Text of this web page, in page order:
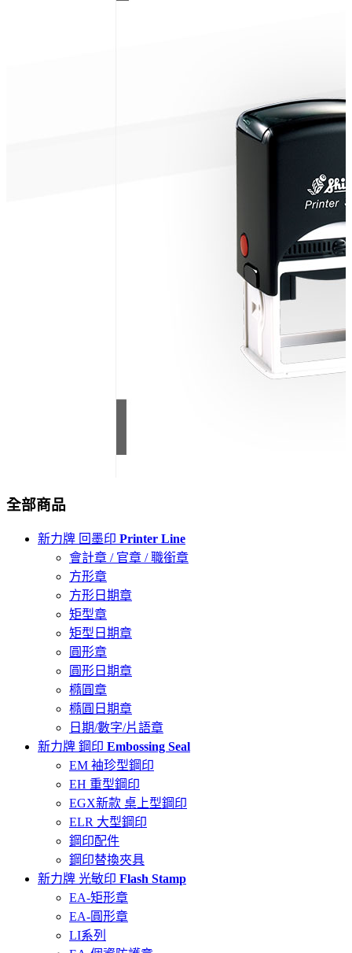
全部商品
新力牌 回墨印 Printer Line
會計章 / 官章 / 職銜章
方形章
方形日期章
矩型章
矩型日期章
圓形章
圓形日期章
橢圓章
橢圓日期章
日期/數字/片語章
新力牌 鋼印 Embossing Seal
EM 袖珍型鋼印
EH 重型鋼印
EGX新款 桌上型鋼印
ELR 大型鋼印
鋼印配件
鋼印替換夾具
新力牌 光敏印 Flash Stamp
EA-矩形章
EA-圓形章
LI系列